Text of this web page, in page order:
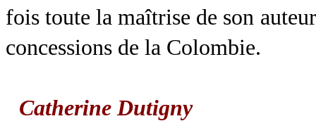
fois toute la maîtrise de son
concessions de la Colombie.
Catherine Dutigny